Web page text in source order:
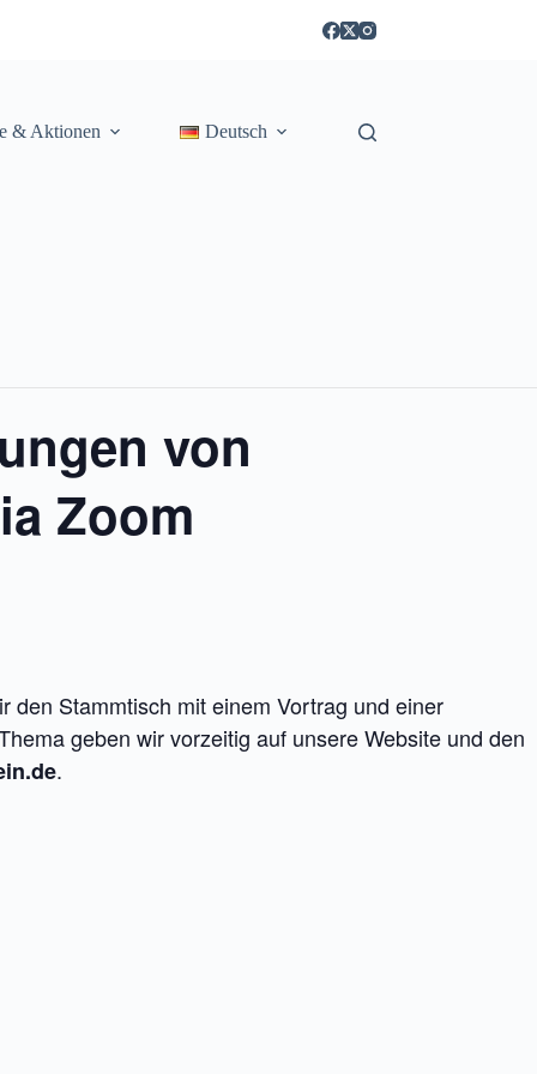
& Aktionen Deutsch
von
Zoom
den Stammtisch mit einem Vortrag und einer
geben wir vorzeitig auf unsere Website und den
.